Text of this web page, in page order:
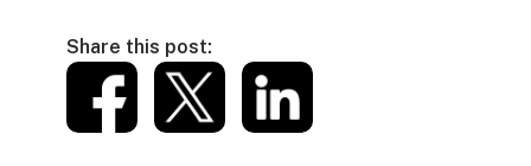
Share this post: